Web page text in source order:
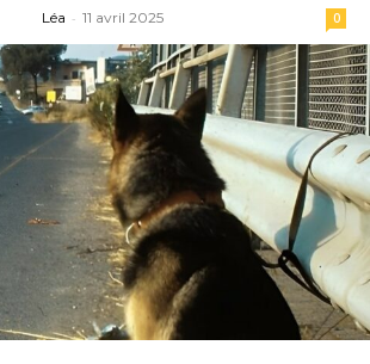
Léa - 11 avril 2025 0